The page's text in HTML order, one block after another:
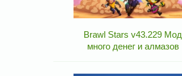
Brawl Stars v43.229 Мод
много денег и алмазов